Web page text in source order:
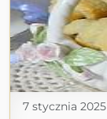
7 stycznia 2025